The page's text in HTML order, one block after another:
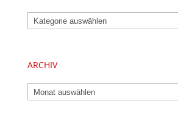
Kategorien
ARCHIV
Archiv